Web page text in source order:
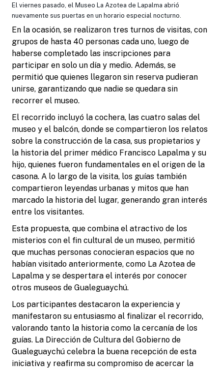
El viernes pasado, el Museo La Azotea de Lapalma abrió
nuevamente sus puertas en un horario especial nocturno.
En la ocasión, se realizaron tres turnos de visitas, con
grupos de hasta 40 personas cada uno, luego de
haberse completado las inscripciones para
participar en solo un día y medio. Además, se
permitió que quienes llegaron sin reserva pudieran
unirse, garantizando que nadie se quedara sin
recorrer el museo.
El recorrido incluyó la cochera, las cuatro salas del
museo y el balcón, donde se compartieron los relatos
sobre la construcción de la casa, sus propietarios y
la historia del primer médico Francisco Lapalma y su
hijo, quienes fueron fundamentales en el origen de la
casona. A lo largo de la visita, los guías también
compartieron leyendas urbanas y mitos que han
marcado la historia del lugar, generando gran interés
entre los visitantes.
Esta propuesta, que combina el atractivo de los
misterios con el fin cultural de un museo, permitió
que muchas personas conocieran espacios que no
habían visitado anteriormente, como La Azotea de
Lapalma y se despertara el interés por conocer
otros museos de Gualeguaychú.
Los participantes destacaron la experiencia y
manifestaron su entusiasmo al finalizar el recorrido,
valorando tanto la historia como la cercanía de los
guías. La Dirección de Cultura del Gobierno de
Gualeguaychú celebra la buena recepción de esta
iniciativa y reafirma su compromiso de acercar la